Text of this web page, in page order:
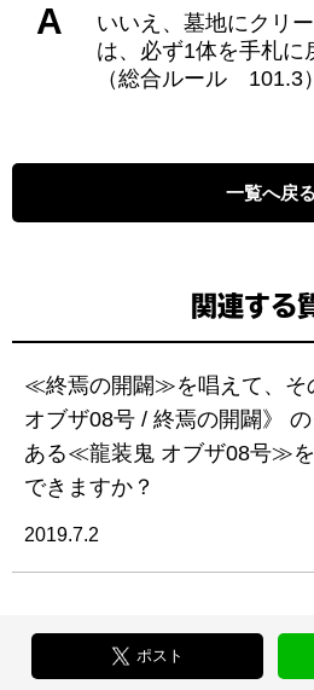
A
いいえ、墓地にクリ
は、必ず1体を手札に
（総合ルール 101.3）
一覧へ戻る
関連する
≪終焉の開闢≫を唱えて、そ
オブザ08号 / 終焉の開闢》
ある≪龍装鬼 オブザ08号≫
できますか？
2019.7.2
ポスト